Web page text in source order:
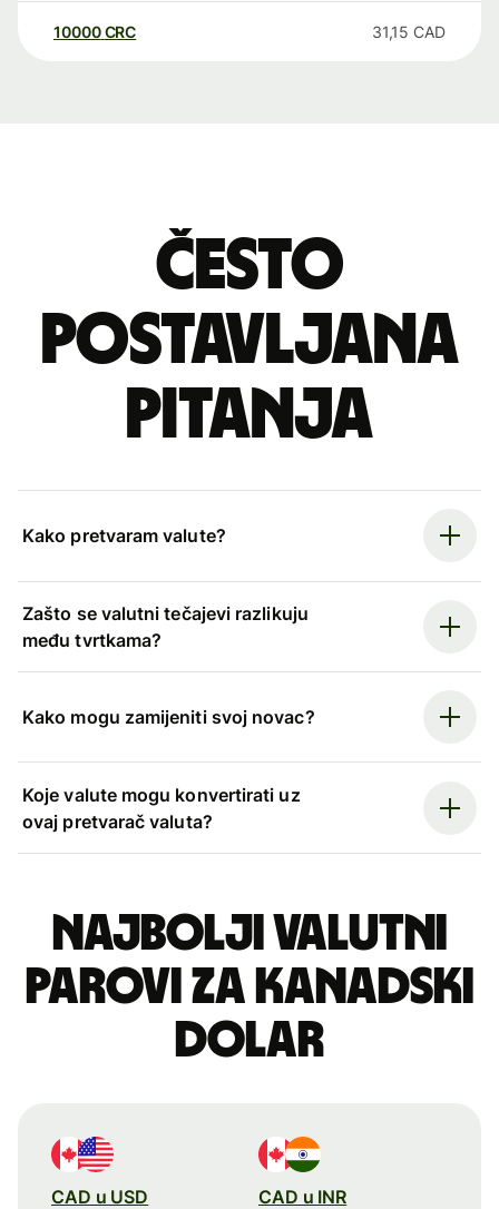
10000 CRC 31,15 CAD
Često
postavljana
pitanja
Kako pretvaram valute?
Zašto se valutni tečajevi razlikuju
među tvrtkama?
Kako mogu zamijeniti svoj novac?
Koje valute mogu konvertirati uz
ovaj pretvarač valuta?
Najbolji valutni
parovi za kanadski
dolar
CAD u USD CAD u INR